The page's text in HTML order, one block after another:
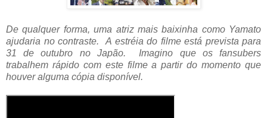
De qualquer forma, uma atriz mais baixinha como Yamato
ajudaria no contraste. A estréia do filme está prevista para
31 de outubro no Japão. Imagino que os fansubers
trabalhem rápido com este filme a partir do momento que
houver alguma cópia disponível.